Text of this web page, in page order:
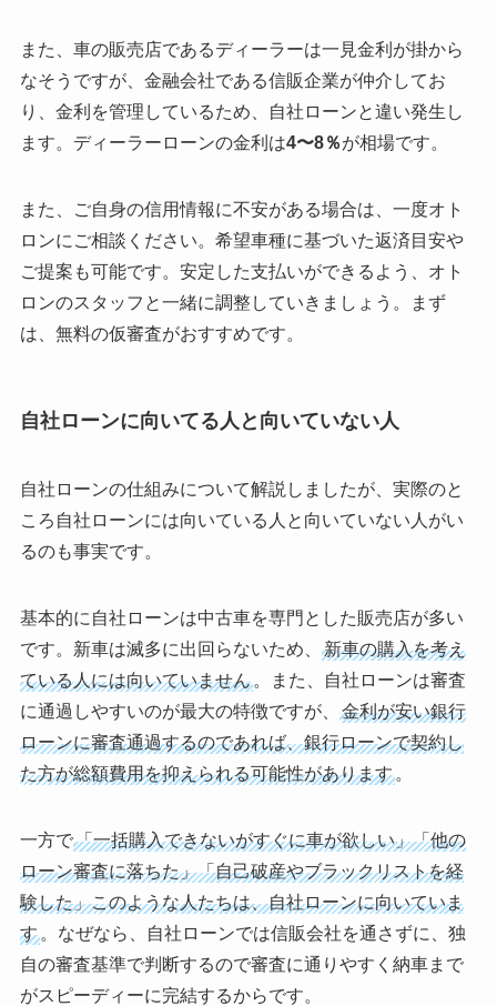
また、車の販売店であるディーラーは一見金利が掛から
なそうですが、金融会社である信販企業が仲介してお
り、金利を管理しているため、自社ローンと違い発生し
ます。ディーラーローンの金利は4〜8％が相場です。
また、ご自身の信用情報に不安がある場合は、一度オト
ロンにご相談ください。希望車種に基づいた返済目安や
ご提案も可能です。安定した支払いができるよう、オト
ロンのスタッフと一緒に調整していきましょう。まず
は、無料の仮審査がおすすめです。
自社ローンに向いてる人と向いていない人
自社ローンの仕組みについて解説しましたが、実際のと
ころ自社ローンには向いている人と向いていない人がい
るのも事実です。
基本的に自社ローンは中古車を専門とした販売店が多い
です。新車は滅多に出回らないため、
新車の購入を考え
ている人には向いていません。また、自社ローンは審査
に通過しやすいのが最大の特徴ですが、
金利が安い銀行
ローンに審査通過するのであれば、銀行ローンで契約し
た方が総額費用を抑えられる可能性があります。
一方で「一括購入できないがすぐに車が欲しい」「他の
ローン審査に落ちた」「自己破産やブラックリストを経
験した」このような人たちは、自社ローンに向いていま
す。なぜなら、自社ローンでは信販会社を通さずに、独
自の審査基準で判断するので審査に通りやすく納車まで
がスピーディーに完結するからです。